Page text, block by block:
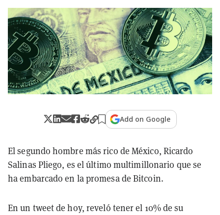
Add on Google
El segundo hombre más rico de México, Ricardo
Salinas Pliego, es el último multimillonario que se
ha embarcado en la promesa de Bitcoin.
En un tweet de hoy, reveló tener el 10% de su